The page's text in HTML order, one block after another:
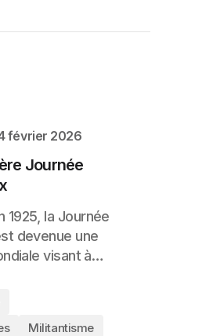
février 2026
Journée
1925, la Journée
devenue une
visant à…
Militantisme